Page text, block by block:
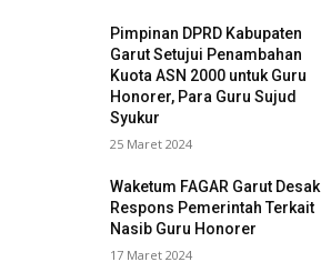
Pimpinan DPRD Kabupaten
Garut Setujui Penambahan
Kuota ASN 2000 untuk Guru
Honorer, Para Guru Sujud
Syukur
25 Maret 2024
Waketum FAGAR Garut Desak
Respons Pemerintah Terkait
Nasib Guru Honorer
17 Maret 2024